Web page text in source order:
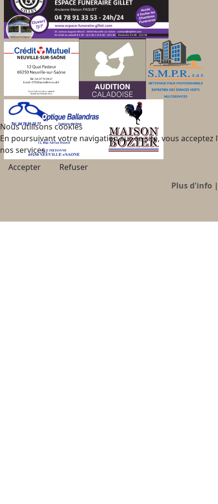
Nous utilisons cookies
En poursuivant votre navigation sur ce site, vous
nos services.
Accepter
Refuser
Plus d'info